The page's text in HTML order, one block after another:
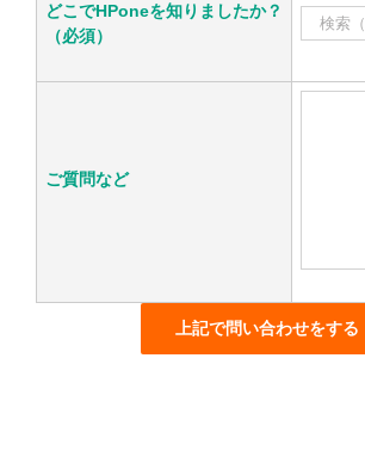
どこでHPoneを知りましたか？
（必須）
ご質問など